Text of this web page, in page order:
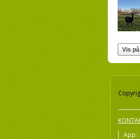
App: